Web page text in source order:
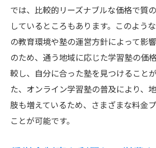
では、比較的リーズナブルな価格で質
しているところもあります。このよう
の教育環境や塾の運営方針によって影
のため、通う地域に応じた学習塾の価
較し、自分に合った塾を見つけること
た、オンライン学習塾の普及により、
肢も増えているため、さまざまな料金
ことが可能です。